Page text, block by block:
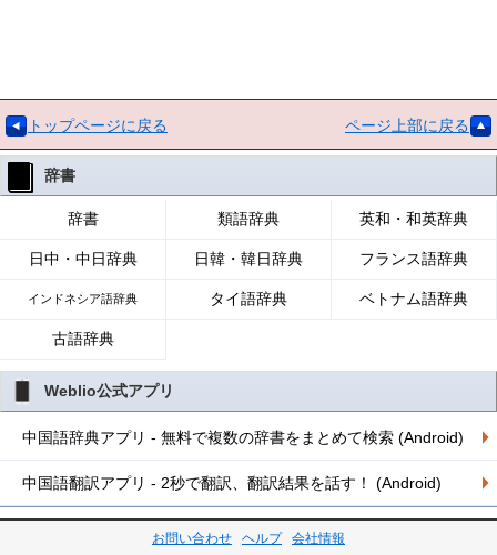
トップページに戻る ページ上部に戻る
辞書
辞書 類語辞典 英和・和英辞典
日中・中日辞典 日韓・韓日辞典 フランス語辞典
インドネシア語辞典 タイ語辞典 ベトナム語辞典
古語辞典
Weblio公式アプリ
中国語辞典アプリ - 無料で複数の辞書をまとめて検索 (Android)
中国語翻訳アプリ - 2秒で翻訳、翻訳結果を話す！ (Android)
お問い合わせ ヘルプ 会社情報